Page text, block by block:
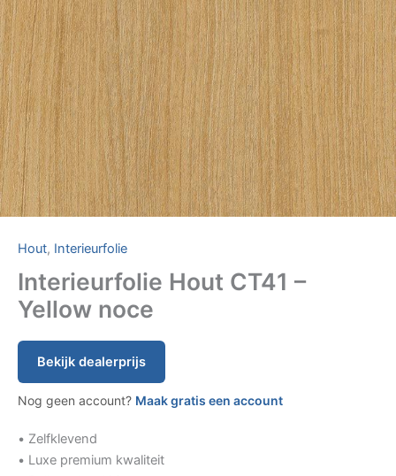
Hout, Interieurfolie
Interieurfolie Hout CT41 –
Yellow noce
Bekijk dealerprijs
Nog geen account? Maak gratis een account
• Zelfklevend
• Luxe premium kwaliteit